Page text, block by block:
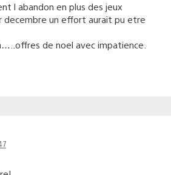
l abandon en plus des jeux
decembre un effort aurait pu etre
de noel avec impatience.